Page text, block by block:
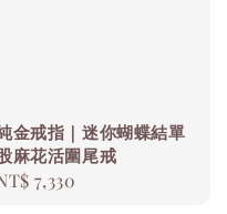
金戒指｜迷你蝴蝶結單
麻花活圍尾戒
7,330